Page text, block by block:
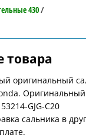
430/
товара
оригинальный
GJG-C20
сальника в